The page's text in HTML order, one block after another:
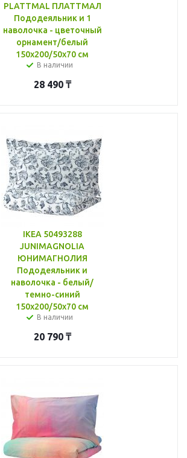
PLATTMAL ПЛАТТМАЛ
Пододеяльник и 1
наволочка - цветочный
орнамент/белый
150x200/50x70 см
В наличии
28 490₸
IKEA 50493288
JUNIMAGNOLIA
ЮНИМАГНОЛИЯ
Пододеяльник и
наволочка - белый/
темно-синий
150x200/50x70 см
В наличии
20 790₸